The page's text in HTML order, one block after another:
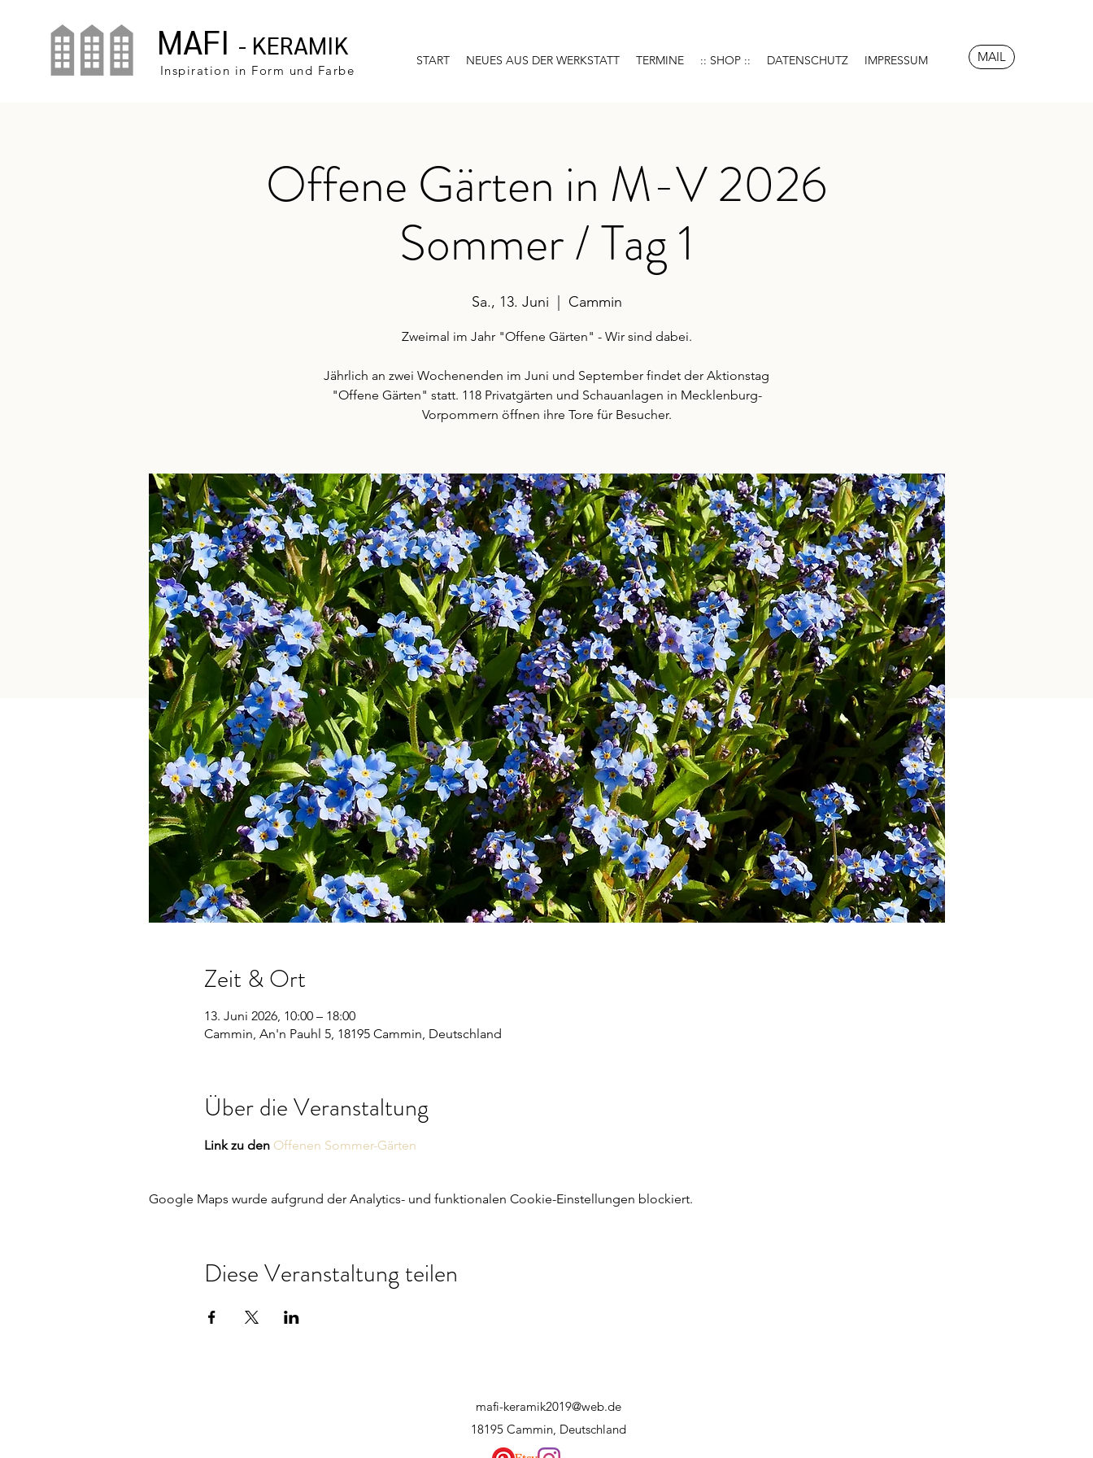
MAFI - KERAMIK
Inspiration in Form und Farbe
START NEUES AUS DER WERKSTATT TERMINE :: SHOP :: DATENSCHUTZ IMPRESSUM MAIL
Offene Gärten in M-V 2026
Sommer / Tag 1
Sa., 13. Juni Cammin
Zweimal im Jahr "Offene Gärten" - Wir sind dabei.
Jährlich an zwei Wochenenden im Juni und September findet der Aktionstag
"Offene Gärten" statt. 118 Privatgärten und Schauanlagen in Mecklenburg-
Vorpommern öffnen ihre Tore für Besucher.
Zeit & Ort
13. Juni 2026, 10:00 – 18:00
Cammin, An'n Pauhl 5, 18195 Cammin, Deutschland
Über die Veranstaltung
Link zu den Offenen Sommer-Gärten
Google Maps wurde aufgrund der Analytics- und funktionalen Cookie-Einstellungen blockiert.
Diese Veranstaltung teilen
mafi-keramik2019@web.de
18195 Cammin, Deutschland